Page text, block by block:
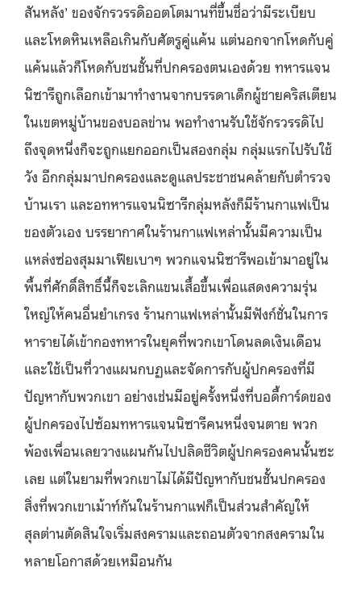
สันหลัง’ ของจักรวรรดิออตโตมานที่ขึ้นชื่อว่ามีระเบียบ
และโหดหินเหลือเกินกับศัตรูคู่แค้น แต่นอกจากโหดกับคู่
แค้นแล้วก็โหดกับชนชั้นที่ปกครองตนเองด้วย ทหารแจน
นิซารีถูกเลือกเข้ามาทำงานจากบรรดาเด็กผู้ชายคริสเตียน
ในเขตหมู่บ้านของบอลข่าน พอทำงานรับใช้จักรวรรดิไป
ถึงจุดหนึ่งก็จะถูกแยกออกเป็นสองกลุ่ม กลุ่มแรกไปรับใช้
วัง อีกกลุ่มมาปกครองและดูแลประชาชนคล้ายกับตำรวจ
บ้านเรา และอทหารแจนนิซารีกลุ่มหลังก็มีร้านกาแฟเป็น
ของตัวเอง บรรยากาศในร้านกาแฟเหล่านั้นมีความเป็น
แหล่งซ่องสุมมาเฟียเบาๆ พวกแจนนิซารีพอเข้ามาอยู่ใน
พื้นที่ศักดิ์สิทธิ์นี้ก็จะเลิกแขนเสื้อขึ้นเพื่อแสดงความรุ่น
ใหญ่ให้คนอื่นยำเกรง ร้านกาแฟเหล่านั้นมีฟังก์ชั่นในการ
หารายได้เข้ากองทหารในยุคที่พวกเขาโดนลดเงินเดือน
และใช้เป็นที่วางแผนกบฏและจัดการกับผู้ปกครองที่มี
ปัญหากับพวกเขา อย่างเช่นมีอยู่ครั้งหนึ่งที่บอดี้การ์ดของ
ผู้ปกครองไปซ้อมทหารแจนนิซารีคนหนึ่งจนตาย พวก
พ้องเพื่อนเลยวางแผนกันไปปลิดชีวิตผู้ปกครองคนนั้นซะ
เลย แต่ในยามที่พวกเขาไม่ได้มีปัญหากับชนชั้นปกครอง
สิ่งที่พวกเขาเม้าท์กันในร้านกาแฟก็เป็นส่วนสำคัญให้
สุลต่านตัดสินใจเริ่มสงครามและถอนตัวจากสงครามใน
หลายโอกาสด้วยเหมือนกัน